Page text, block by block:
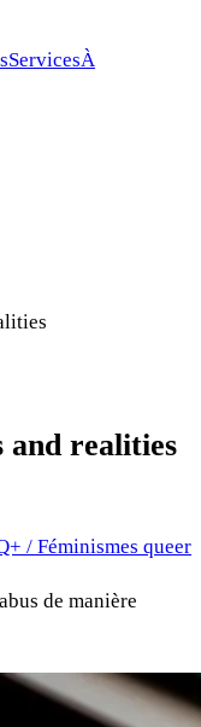
ServicesÀ
and realities
/ Féminismes queer
de manière